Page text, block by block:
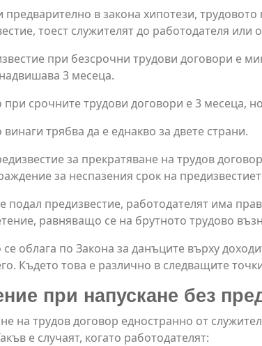
в закона хипотези,
тоест служителят до работодателя или
при безсрочни трудови договори е
3 месеца.
при срочните трудови договори е 3 месеца,
трябва да е еднакво за двете страни.
за прекратяване на трудов
за неспазения срок на
подал предизвестие, работодателят има
равняващо се на брутното трудово
облага по Закона за данъците върху
Където това е различно в следващите
при напускане без
на трудов договор едностранно от
е случаят, когато работодателят: